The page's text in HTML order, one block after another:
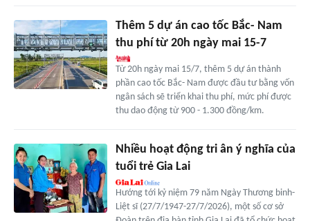
Thêm 5 dự án cao tốc Bắc- Nam
thu phí từ 20h ngày mai 15-7
Từ 20h ngày mai 15/7, thêm 5 dự án thành
phần cao tốc Bắc- Nam được đầu tư bằng vốn
ngân sách sẽ triển khai thu phí, mức phí được
thu dao động từ 900 - 1.300 đồng/km.
Nhiều hoạt động tri ân ý nghĩa của
tuổi trẻ Gia Lai
Hướng tới kỷ niệm 79 năm Ngày Thương binh-
Liệt sĩ (27/7/1947-27/7/2026), một số cơ sở